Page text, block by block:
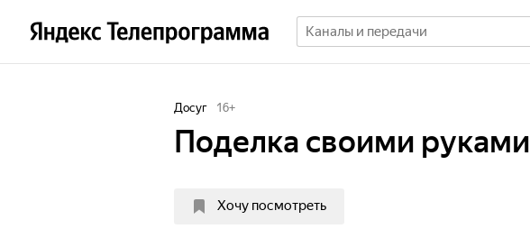
Досуг 16+
Поделка своими руками
Хочу посмотреть